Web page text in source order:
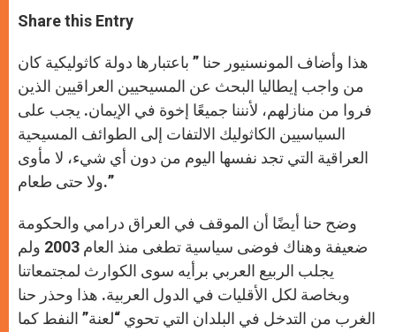
t
s
p
p
s
e
g
e
r
e
b
o
k
r
Share this Entry
هذا وأضاف المونسنيور حنا ” باعتبارها دولة كاثوليكية كان
من واجب إيطاليا البحث عن المسيحيين العراقيين الذين
فروا من منازلهم، لأنننا جميعًا إخوة في الإيمان. يجب على
السياسيين الكاثوليك الالتفات إلى الطوائف المسيحية
العراقية التي تجد نفسها اليوم من دون أي شيء، لا مأوى
ولا حتى طعام.”
وضح حنا أيضًا أن الموقف في العراق درامي والحكومة
ضعيفة وهناك فوضى سياسية تطغى منذ العام 2003 ولم
يجلب الربيع العربي برأيه سوى الكوارث لمجتمعاتنا
وبخاصة لكل الأقليات في الدول العربية. هذا وحذر حنا
الغرب من التدخل في البلدان التي تحوي “لعنة” النفط كما